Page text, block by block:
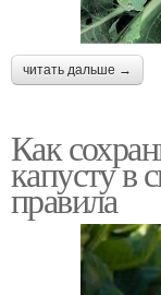
читать дальше →
Как
капусту в
правила